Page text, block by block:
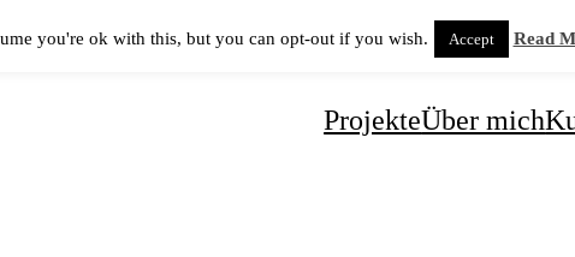
ProjekteÜber mich
you're ok with this, but you can opt-out if you wish. Accept Read